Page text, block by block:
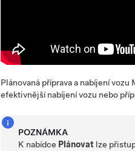
Plánovaná příprava a nabíjení vozu
efektivnější nabíjení vozu nebo
POZNÁMKA
K nabídce Plánovat lze